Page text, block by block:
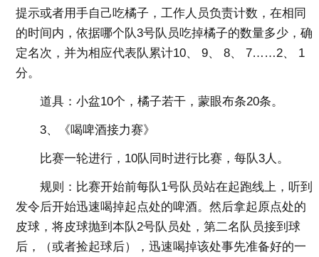
提示或者用手自己吃橘子，工作人员负责计数，在相同
的时间内，依据哪个队3号队员吃掉橘子的数量多少，确
定名次，并为相应代表队累计10、 9、 8、 7……2、 1
分。
道具：小盆10个，橘子若干，蒙眼布条20条。
3、《喝啤酒接力赛》
比赛一轮进行，10队同时进行比赛，每队3人。
规则：比赛开始前每队1号队员站在起跑线上，听到
发令后开始迅速喝掉起点处的啤酒。然后拿起原点处的
皮球，将皮球抛到本队2号队员处，第二名队员接到球
后，（或者捡起球后），迅速喝掉该处事先准备好的一